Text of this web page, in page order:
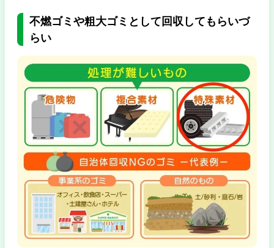
不燃ゴミや粗大ゴミとして回収してもらいづ
らい